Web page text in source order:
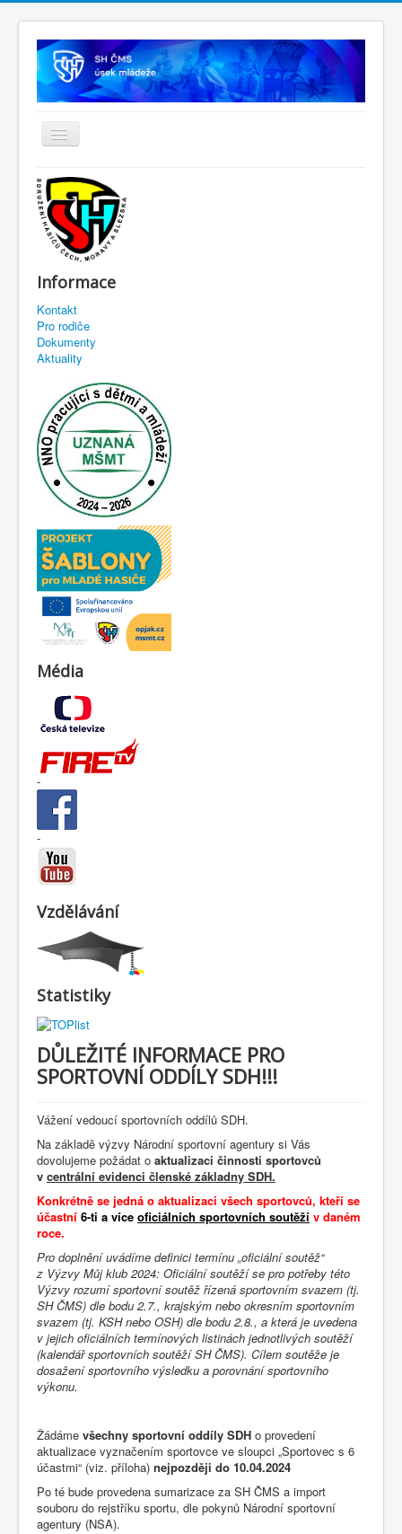
Informace
Kontakt
Pro rodiče
Dokumenty
Aktuality
Média
-
-
Vzdělávání
Statistiky
DŮLEŽITÉ INFORMACE PRO
SPORTOVNÍ ODDÍLY SDH!!!
Vážení vedoucí sportovních oddílů SDH.
Na základě výzvy Národní sportovní agentury si Vás
dovolujeme požádat o aktualizaci činnosti sportovců
v centrální evidenci členské základny SDH.
Konkrétně se jedná o aktualizaci všech sportovců, kteří se
účastní 6-ti a více oficiálních sportovních soutěží v daném
roce.
Pro doplnění uvádíme definici termínu „oficiální soutěž“
z Výzvy Můj klub 2024: Oficiální soutěží se pro potřeby této
Výzvy rozumí sportovní soutěž řízená sportovním svazem (tj.
SH ČMS) dle bodu 2.7., krajským nebo okresním sportovním
svazem (tj. KSH nebo OSH) dle bodu 2.8., a která je uvedena
v jejich oficiálních termínových listinách jednotlivých soutěží
(kalendář sportovních soutěží SH ČMS). Cílem soutěže je
dosažení sportovního výsledku a porovnání sportovního
výkonu.
Žádáme všechny sportovní oddíly SDH o provedení
aktualizace vyznačením sportovce ve sloupci „Sportovec s 6
účastmi“ (viz. příloha) nejpozději do 10.04.2024
Po té bude provedena sumarizace za SH ČMS a import
souboru do rejstříku sportu, dle pokynů Národní sportovní
agentury (NSA).